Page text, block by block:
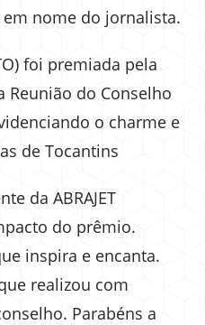
nome do jornalista.
foi premiada pela
do Conselho
o charme e
de Tocantins
da ABRAJET
do prêmio.
inspira e encanta.
realizou com
Parabéns a